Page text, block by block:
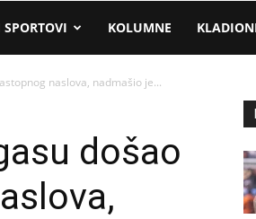
KOLUMNE
naslova, nadmašio je...
došao